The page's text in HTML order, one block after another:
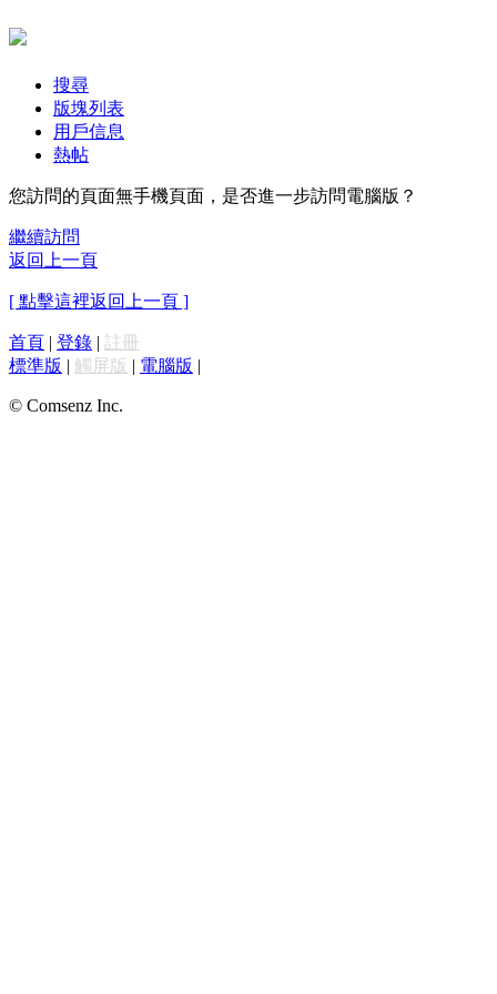
搜尋
版塊列表
用戶信息
熱帖
您訪問的頁面無手機頁面，是否進一步訪問電腦版？
繼續訪問
返回上一頁
[ 點擊這裡返回上一頁 ]
首頁 | 登錄 | 註冊
標準版 | 觸屏版 | 電腦版 |
© Comsenz Inc.